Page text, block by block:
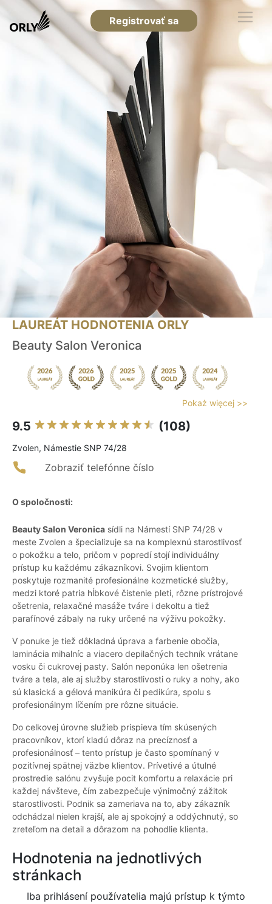
Registrovať sa
LAUREÁT HODNOTENIA ORLY
Beauty Salon Veronica
Pokaż więcej >>
9.5 (108)
Zvolen, Námestie SNP 74/28
Zobraziť telefónne číslo
O spoločnosti:
Beauty Salon Veronica sídli na Námestí SNP 74/28 v
meste Zvolen a špecializuje sa na komplexnú starostlivosť
o pokožku a telo, pričom v popredí stojí individuálny
prístup ku každému zákazníkovi. Svojim klientom
poskytuje rozmanité profesionálne kozmetické služby,
medzi ktoré patria hĺbkové čistenie pleti, rôzne prístrojové
ošetrenia, relaxačné masáže tváre i dekoltu a tiež
parafínové zábaly na ruky určené na výživu pokožky.
V ponuke je tiež dôkladná úprava a farbenie obočia,
laminácia mihalníc a viacero depilačných techník vrátane
vosku či cukrovej pasty. Salón neponúka len ošetrenia
tváre a tela, ale aj služby starostlivosti o ruky a nohy, ako
sú klasická a gélová manikúra či pedikúra, spolu s
profesionálnym líčením pre rôzne situácie.
Do celkovej úrovne služieb prispieva tím skúsených
pracovníkov, ktorí kladú dôraz na precíznosť a
profesionálnosť – tento prístup je často spomínaný v
pozitívnej spätnej väzbe klientov. Prívetivé a útulné
prostredie salónu zvyšuje pocit komfortu a relaxácie pri
každej návšteve, čím zabezpečuje výnimočný zážitok
starostlivosti. Podnik sa zameriava na to, aby zákazník
odchádzal nielen krajší, ale aj spokojný a oddýchnutý, so
zreteľom na detail a dôrazom na pohodlie klienta.
Hodnotenia na jednotlivých
stránkach
Iba prihlásení používatelia majú prístup k týmto